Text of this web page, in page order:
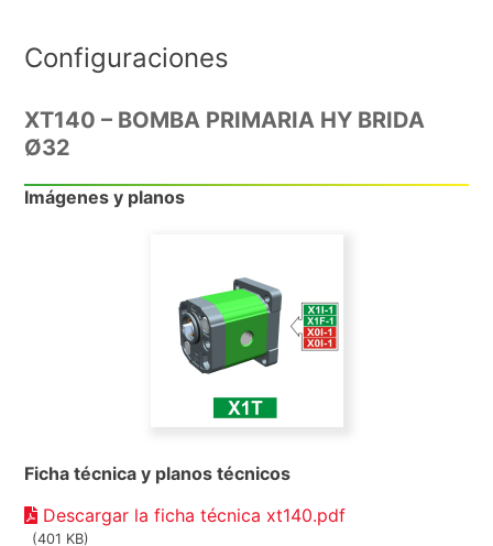
Configuraciones
XT140 – BOMBA PRIMARIA HY BRIDA
Ø32
Imágenes y planos
Ficha técnica y planos técnicos
Descargar la ficha técnica xt140.pdf
(401 KB)